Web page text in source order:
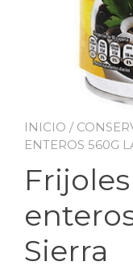
INICIO /
ENTEROS 560G
Sierra